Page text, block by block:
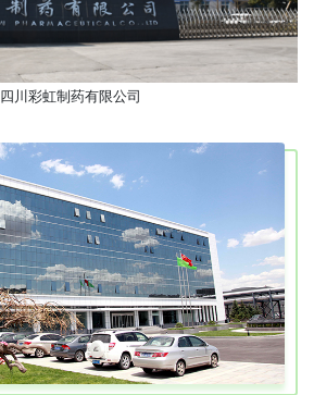
四川彩虹制药有限公司